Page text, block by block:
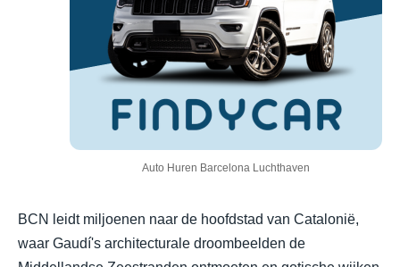
Auto Huren Barcelona Luchthaven
BCN leidt miljoenen naar de hoofdstad van Catalonië,
waar Gaudí's architecturale droombeelden de